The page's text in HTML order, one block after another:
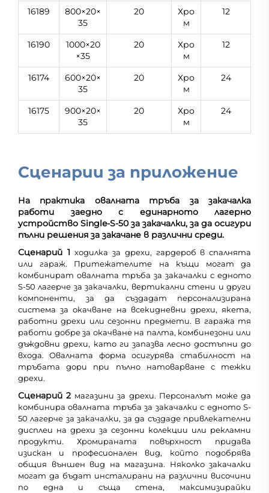
16189
800×20×
35
20
Хро
м
12
16190
1000×20
×35
20
Хро
м
12
16174
600×20×
35
20
Хро
м
24
16175
900×20×
35
20
Хро
м
24
Сценарии за приложение
На практика овалната тръба за закачалка
работи заедно с единарното лагерно
устройство Single-S-50 за закачалки, за да осигури
пълни решения за закачане в различни среди.
Сценарий 1ходилка за дрехи, гардероб в спалнята
или гараж. Притежателите на къщи могат да
комбинират овалната тръба за закачалки с едното
S-50 лагерче за закачалки, вертикални стени и други
компоненти, за да създадат персонализирана
система за окачване на всекидневни дрехи, якета,
работни дрехи или сезонни предмети. В гаража тя
работи добре за окачване на палта, комбинезони или
дъждовни дрехи, като ги запазва лесно достъпни до
входа. Овалната форма осигурява стабилност на
тръбата дори при пълно натоварване с тежки
дрехи.
Сценарий 2 магазини за дрехи. Персоналът може да
комбинира овалната тръба за закачалки с едното S-
50 лагерче за закачалки, за да създаде привлекателни
дисплеи на дрехи за сезонни колекции или рекламни
продукти. Хромираната повърхност придава
изискан и професионален вид, който подобрява
общия външен вид на магазина. Няколко закачалки
могат да бъдат инсталирани на различни височини
по една и съща стена, максимизирайки